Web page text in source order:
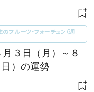
フルーツ・フォーチュン（週
月３日（月）～８
）の運勢